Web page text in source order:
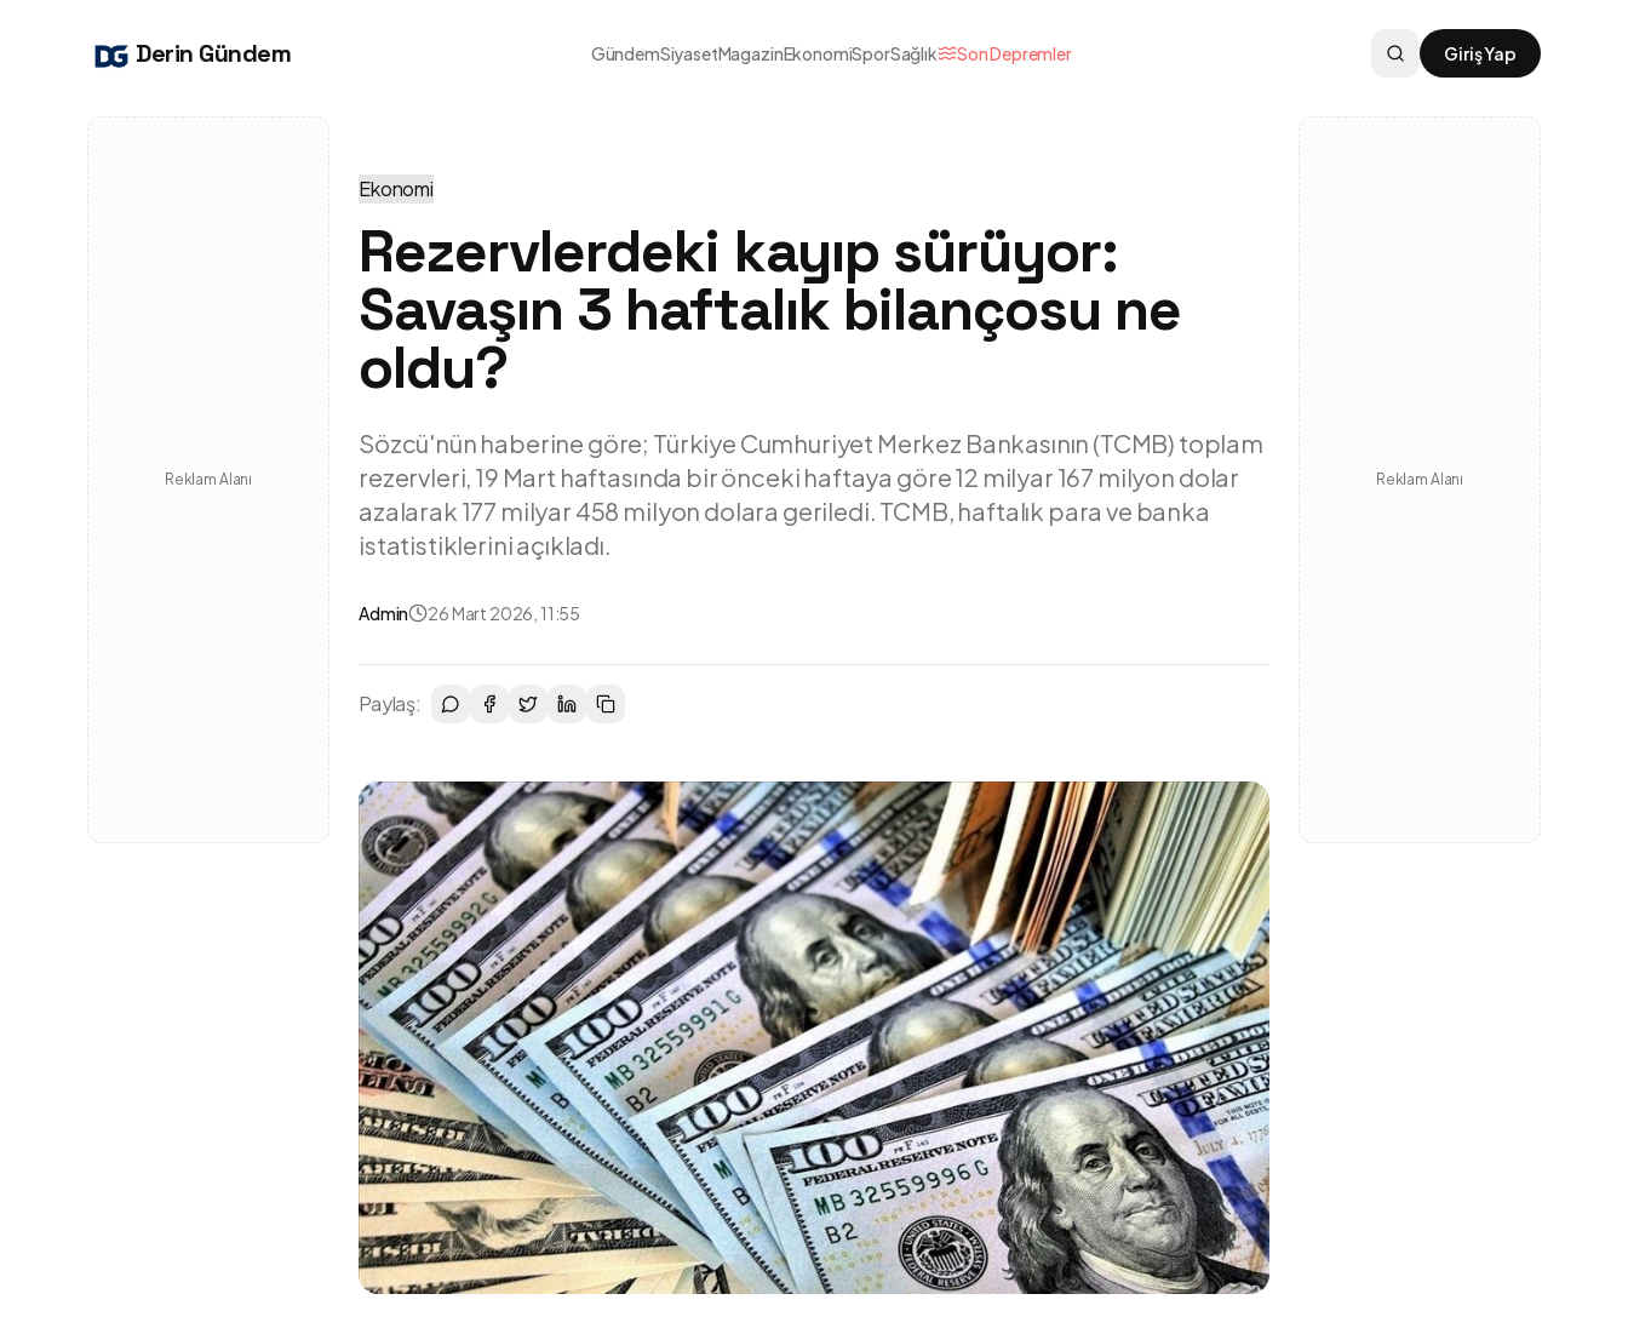
Derin Gündem GündemSiyasetMagazinEkonomiSporSağlık Son Depremler Giriş Yap
Reklam Alanı
Ekonomi
Rezervlerdeki kayıp sürüyor:
Savaşın 3 haftalık bilançosu ne
oldu?
Sözcü'nün haberine göre; Türkiye Cumhuriyet Merkez Bankasının (TCMB) toplam
rezervleri, 19 Mart haftasında bir önceki haftaya göre 12 milyar 167 milyon dolar
azalarak 177 milyar 458 milyon dolara geriledi. TCMB, haftalık para ve banka
istatistiklerini açıkladı.
Admin 26 Mart 2026, 11:55
Paylaş:
Reklam Alanı